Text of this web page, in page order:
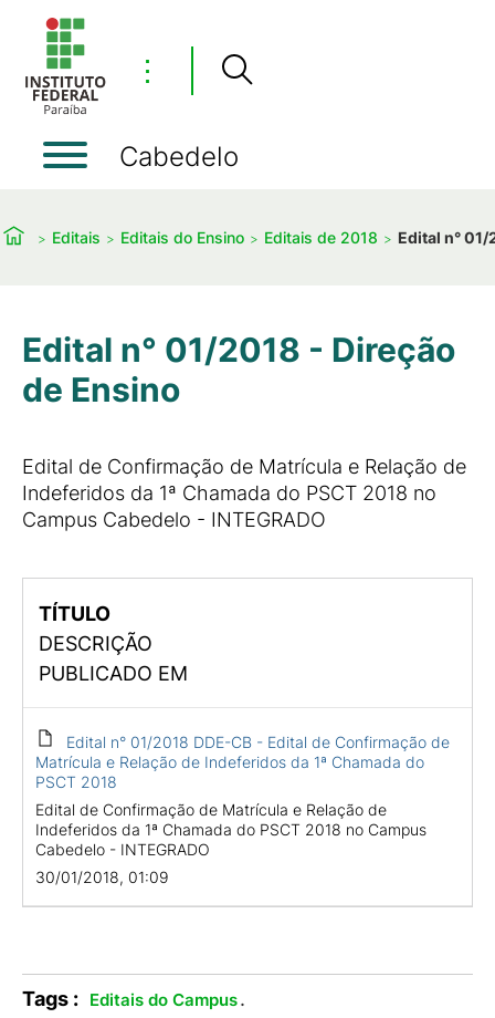
⋮
Cabedelo
Editais Editais do Ensino Editais de 2018 Edital n°
Edital n° 01/2018 - Direção
de Ensino
Edital de Confirmação de Matrícula e Relação de
Indeferidos da 1ª Chamada do PSCT 2018 no
Campus Cabedelo - INTEGRADO
TÍTULO
DESCRIÇÃO
PUBLICADO EM
Edital n° 01/2018 DDE-CB - Edital de Confirmação de
Matrícula e Relação de Indeferidos da 1ª Chamada do
PSCT 2018
Edital de Confirmação de Matrícula e Relação de
Indeferidos da 1ª Chamada do PSCT 2018 no Campus
Cabedelo - INTEGRADO
30/01/2018, 01:09
Tags : Editais do Campus.